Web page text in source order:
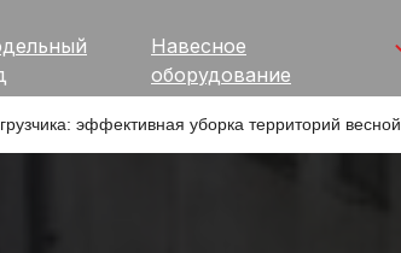
эффективная уборка территорий весной
Навесное
оборудование